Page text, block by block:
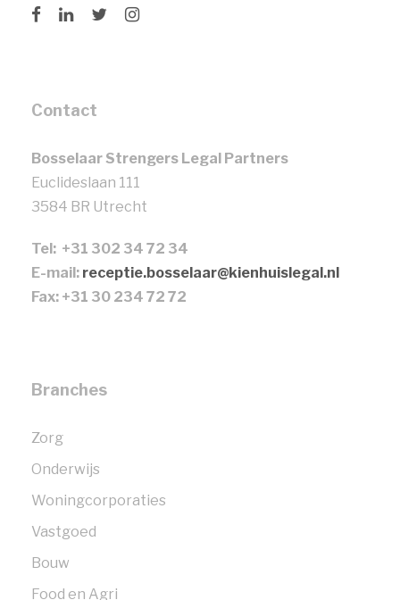
Contact
Bosselaar Strengers Legal Partners
Euclideslaan 111
3584 BR Utrecht
Tel: +31 302 34 72 34
E-mail: receptie.bosselaar@kienhuislegal.nl
Fax: +31 30 234 72 72
Branches
Zorg
Onderwijs
Woningcorporaties
Vastgoed
Bouw
Food en Agri